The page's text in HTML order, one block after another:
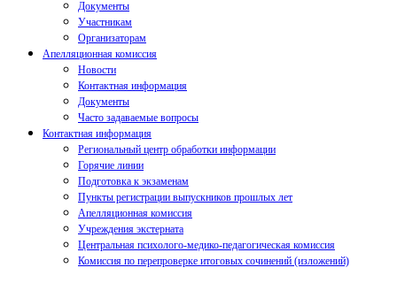
Документы
Участникам
Организаторам
Апелляционная комиссия
Новости
Контактная информация
Документы
Часто задаваемые вопросы
Контактная информация
Региональный центр обработки информации
Горячие линии
Подготовка к экзаменам
Пункты регистрации выпускников прошлых лет
Апелляционная комиссия
Учреждения экстерната
Центральная психолого-медико-педагогическая комиссия
Комиссия по перепроверке итоговых сочинений (изложений)